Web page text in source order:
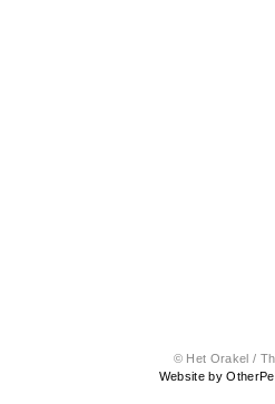
© Het Orakel /
Website by